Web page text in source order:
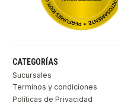
CATEGORÍAS
Sucursales
Terminos y condiciones
Políticas de Privacidad